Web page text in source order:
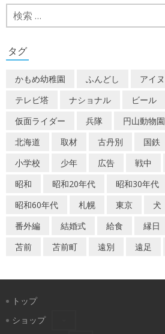
ナ
ビ
ゲ
ー
シ
ョ
ン
検
索:
タグ
かもめ幼稚園 ふんどし アイヌ
テレビ塔
ナショナル ビール
仮面ライダー
兵隊 円山動物園
北海道
取材 古丹別 国鉄
小学校
少年 広告 戦中
昭和
昭和20年代 昭和30年代
昭和60年代
札幌 東京 犬
番外編
結婚式 給食 縁日
苫前
苫前町 遠別 遠足
トップ
ショップ